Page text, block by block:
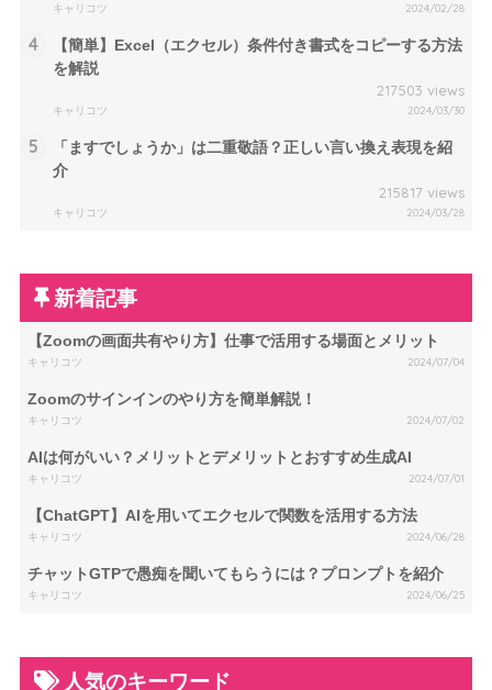
キャリコツ 2024/02/28
4
【簡単】Excel（エクセル）条件付き書式をコピーする方法
を解説
217503 views
キャリコツ 2024/03/30
5
「ますでしょうか」は二重敬語？正しい言い換え表現を紹
介
215817 views
キャリコツ 2024/03/28
新着記事
【Zoomの画面共有やり方】仕事で活用する場面とメリット
キャリコツ 2024/07/04
Zoomのサインインのやり方を簡単解説！
キャリコツ 2024/07/02
AIは何がいい？メリットとデメリットとおすすめ生成AI
キャリコツ 2024/07/01
【ChatGPT】AIを用いてエクセルで関数を活用する方法
キャリコツ 2024/06/28
チャットGTPで愚痴を聞いてもらうには？プロンプトを紹介
キャリコツ 2024/06/25
人気のキーワード